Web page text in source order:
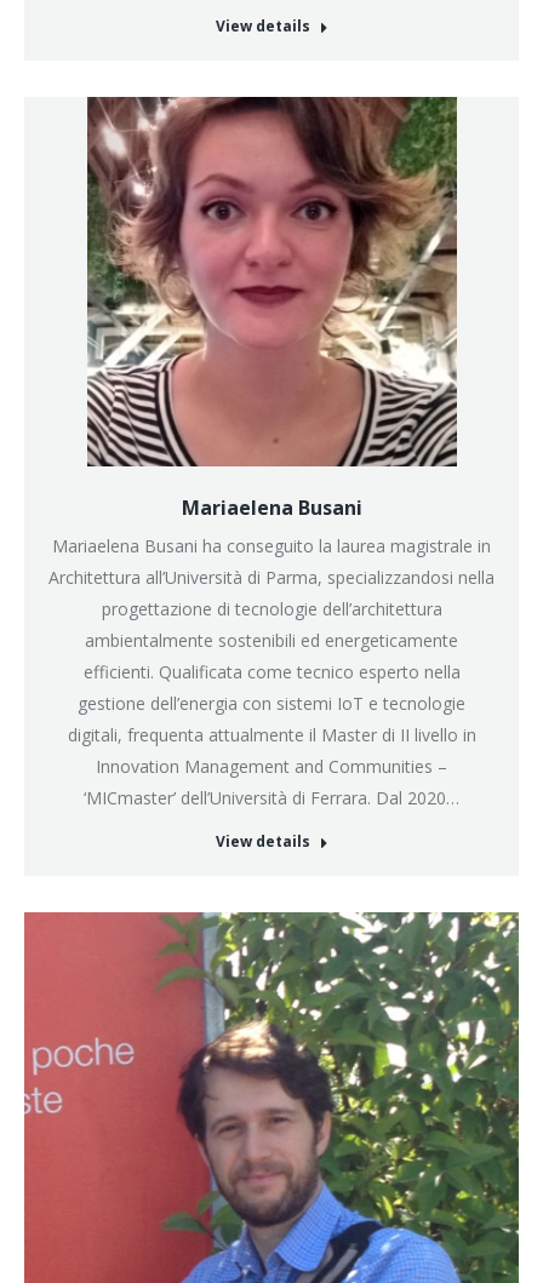
View details
Mariaelena Busani
Mariaelena Busani ha conseguito la laurea magistrale in
Architettura all’Università di Parma, specializzandosi nella
progettazione di tecnologie dell’architettura
ambientalmente sostenibili ed energeticamente
efficienti. Qualificata come tecnico esperto nella
gestione dell’energia con sistemi IoT e tecnologie
digitali, frequenta attualmente il Master di II livello in
Innovation Management and Communities –
‘MICmaster’ dell’Università di Ferrara. Dal 2020…
View details